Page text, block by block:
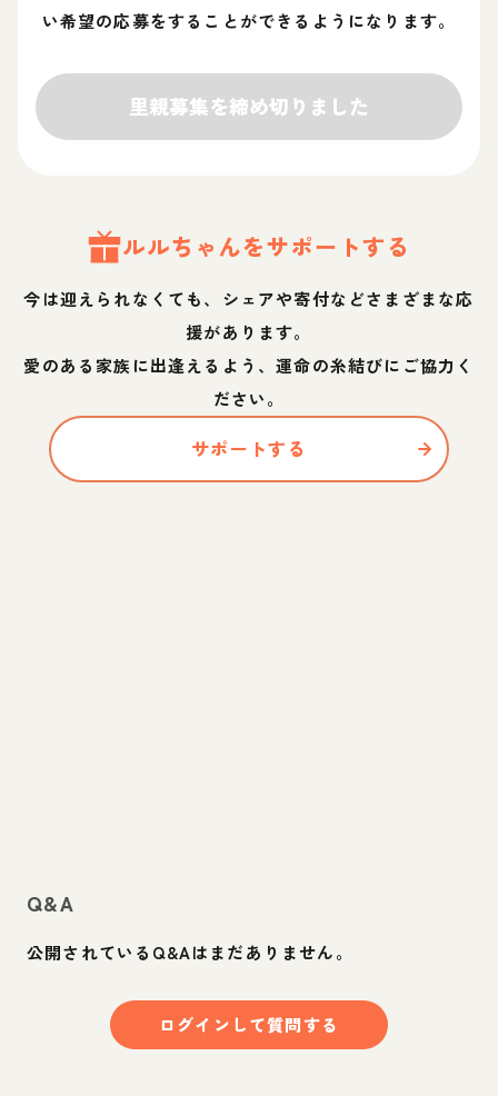
い希望の応募をすることができるようになります。
里親募集を締め切りました
ルルちゃんをサポートする
今は迎えられなくても、シェアや寄付などさまざまな応
援があります。
愛のある家族に出逢えるよう、運命の糸結びにご協力く
ださい。
サポートする
Q&A
公開されているQ&Aはまだありません。
ログインして質問する